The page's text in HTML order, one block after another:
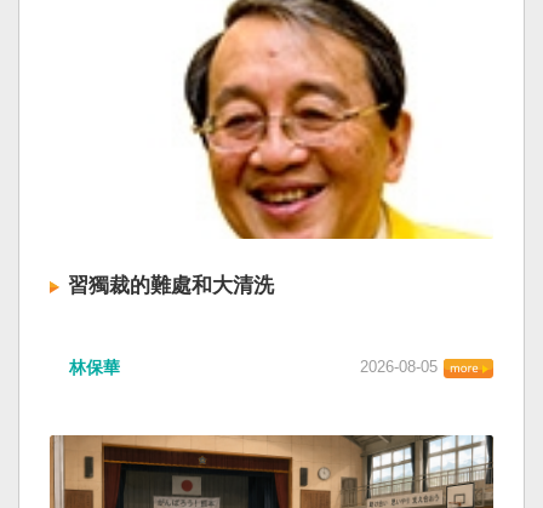
習獨裁的難處和大清洗
林保華 2026-08-05